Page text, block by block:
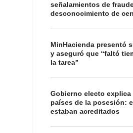
señalamientos de
desconocimiento de
MinHacienda presentó
y aseguró que “faltó
la tarea”
Gobierno electo
países de la posesión:
estaban acreditados